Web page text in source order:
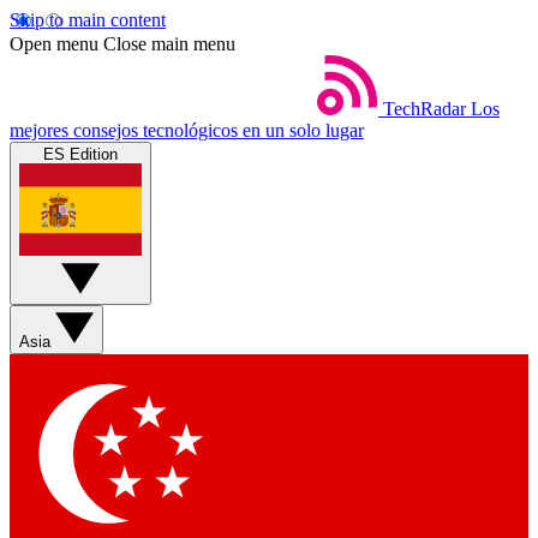
Skip to main content
Open menu Close main menu
TechRadar Los
mejores consejos tecnológicos en un solo lugar
ES Edition
Asia